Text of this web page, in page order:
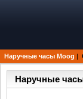
Наручные часы Moog |
Наручные